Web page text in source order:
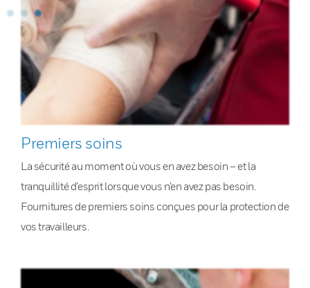
Premiers soins
La sécurité au moment où vous en avez besoin – et la
tranquillité d’esprit lorsque vous n’en avez pas besoin.
Fournitures de premiers soins conçues pour la protection de
vos travailleurs.